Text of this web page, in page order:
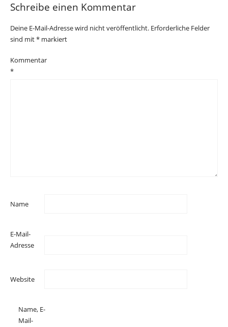
Schreibe einen Kommentar
Deine E-Mail-Adresse wird nicht veröffentlicht. Erforderliche Felder
sind mit* markiert
Kommentar
*
Name
E-Mail-
Adresse
Website
Name, E-
Mail-